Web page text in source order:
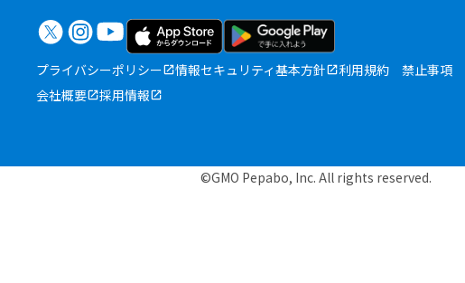
プライバシーポリシー 情報セキュリティ基本方針 利用規約 禁止事項
会社概要
採用情報
©GMO Pepabo, Inc. All rights reserved.